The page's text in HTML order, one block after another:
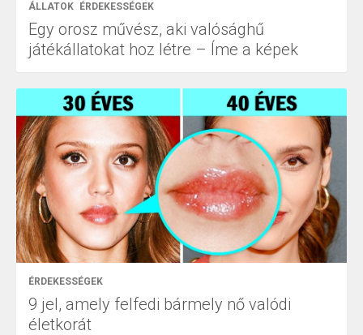
ÁLLATOK ÉRDEKESSÉGEK
Egy orosz művész, aki valósághű
játékállatokat hoz létre – Íme a képek
ÉRDEKESSÉGEK
9 jel, amely felfedi bármely nő valódi
életkorát